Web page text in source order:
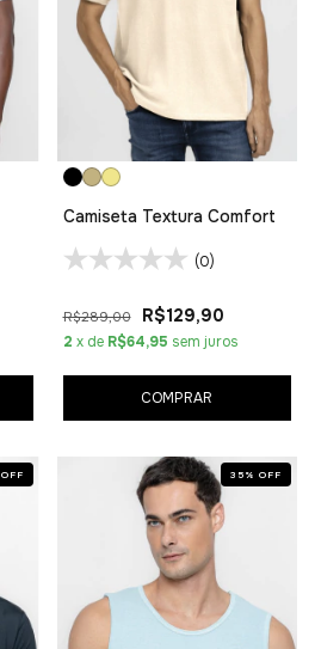
Camiseta Textura Comfort
(0)
R$289,00 R$129,90
2 x de R$64,95 sem juros
COMPRAR
OFF 35 % OFF